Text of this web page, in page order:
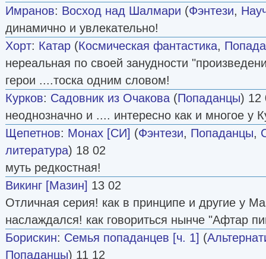
Имранов: Восход над Шалмари (Фэнтези,
динамично и увлекательно!
Хорт: Катар (Космическая фантастика,
нереальная по своей занудности
герои ....тоска одним словом!
Курков: Садовник из Очакова (Попаданцы) 12
неоднозначно и .... интересно как и многое у
Щепетнов: Монах [СИ] (Фэнтези, Попаданцы,
литература) 18 02
муть редкостная!
Викинг [Мазин] 13 02
Отличная серия! как в принципе и другие у
наслаждался! как говориться нынче "Афтар
Борискин: Cемья попаданцев [ч. 1] (
Попаданцы) 11 12